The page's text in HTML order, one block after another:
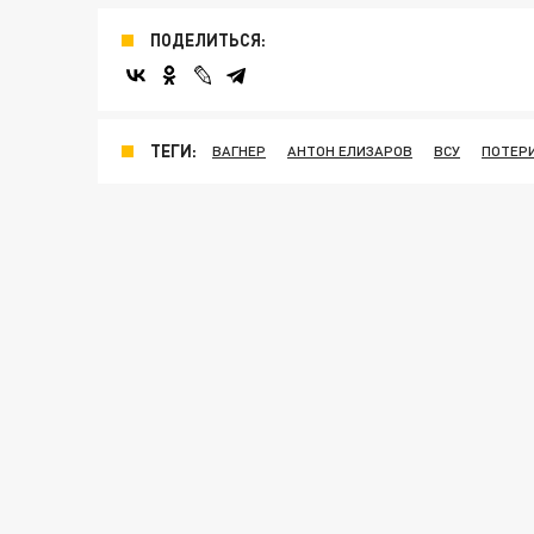
ПОДЕЛИТЬСЯ:
ТЕГИ: ВАГНЕР АНТОН ЕЛИЗАРОВ ВСУ